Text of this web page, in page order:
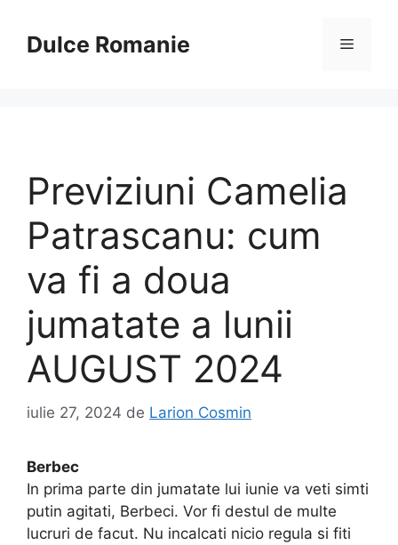
conținutDulce Romanie Meniu
Previziuni Camelia
Patrascanu: cum
va fi a doua
jumatate a lunii
AUGUST 2024
iulie 27, 2024 de Larion Cosmin
Berbec
In prima parte din jumatate lui iunie va veti simti
putin agitati, Berbeci. Vor fi destul de multe
lucruri de facut. Nu incalcati nicio regula si fiti